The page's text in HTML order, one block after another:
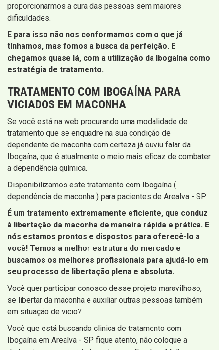
proporcionarmos a cura das pessoas sem maiores
dificuldades.
E para isso não nos conformamos com o que já
tínhamos, mas fomos a busca da perfeição. E
chegamos quase lá, com a utilização da Ibogaína como
estratégia de tratamento.
TRATAMENTO COM IBOGAÍNA PARA
VICIADOS EM MACONHA
Se você está na web procurando uma modalidade de
tratamento que se enquadre na sua condição de
dependente de maconha com certeza já ouviu falar da
Ibogaína, que é atualmente o meio mais eficaz de combater
a dependência química.
Disponibilizamos este tratamento com Ibogaína (
dependência de maconha ) para pacientes de Arealva - SP
É um tratamento extremamente eficiente, que conduz
à libertação da maconha de maneira rápida e prática. E
nós estamos prontos e dispostos para oferecê-lo a
você! Temos a melhor estrutura do mercado e
buscamos os melhores profissionais para ajudá-lo em
seu processo de libertação plena e absoluta.
Você quer participar conosco desse projeto maravilhoso,
se libertar da maconha e auxiliar outras pessoas também
em situação de vicio?
Você que está buscando clinica de tratamento com
Ibogaína em Arealva - SP fique atento, não coloque a